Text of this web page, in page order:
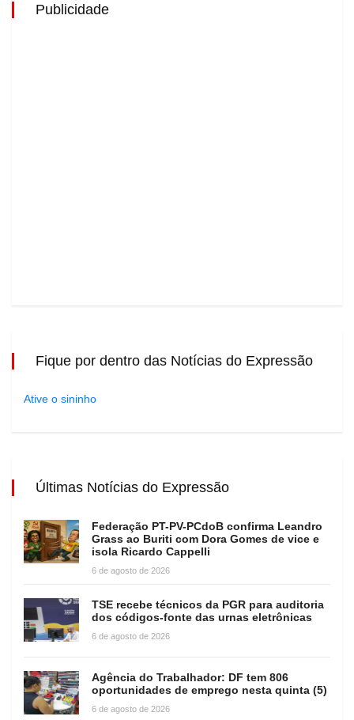
Publicidade
Fique por dentro das Notícias do Expressão
Ative o sininho
Últimas Notícias do Expressão
Federação PT-PV-PCdoB confirma Leandro
Grass ao Buriti com Dora Gomes de vice e
isola Ricardo Cappelli
6 de agosto de 2026
TSE recebe técnicos da PGR para auditoria
dos códigos-fonte das urnas eletrônicas
6 de agosto de 2026
Agência do Trabalhador: DF tem 806
oportunidades de emprego nesta quinta (5)
6 de agosto de 2026